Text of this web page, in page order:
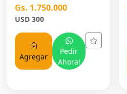
Gs. 1.750.000
USD 300
Agregar
Pedir
Ahora!